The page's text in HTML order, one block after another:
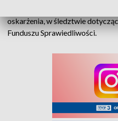
oskarżenia, w śledztwie
Funduszu Sprawiedliwości.